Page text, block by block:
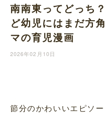
南南東ってどっち
ど幼児にはまだ方
マの育児漫画
2026年02月10日
節分のかわいいエピソ